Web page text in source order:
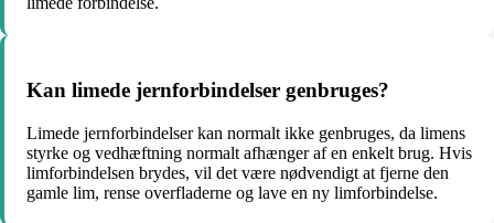
Kan limede jernforbindelser genbruges?
Limede jernforbindelser kan normalt ikke genbruges, da limens
styrke og vedhæftning normalt afhænger af en enkelt brug. Hvis
limforbindelsen brydes, vil det være nødvendigt at fjerne den
gamle lim, rense overfladerne og lave en ny limforbindelse.